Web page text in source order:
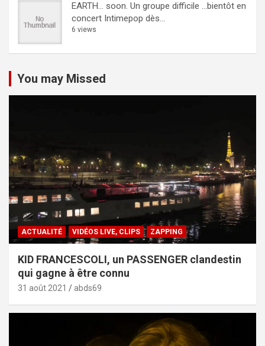
EARTH… soon. Un groupe difficile ...bientôt en
concert Intimepop dès...
6 views
You may Missed
ACTUALITÉ VIDÉOS LIVE, CLIPS ZAPPING
KID FRANCESCOLI, un PASSENGER clandestin
qui gagne à être connu
31 août 2021 abds69